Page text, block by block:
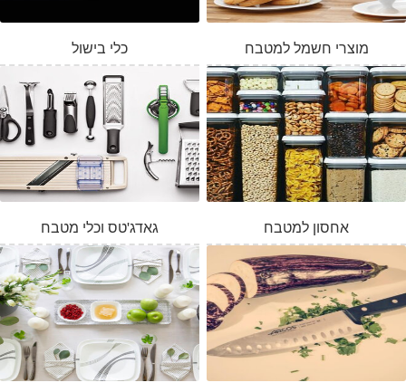
כלי בישול מוצרי חשמל למטבח
גאדג'טס וכלי מטבח אחסון למטבח